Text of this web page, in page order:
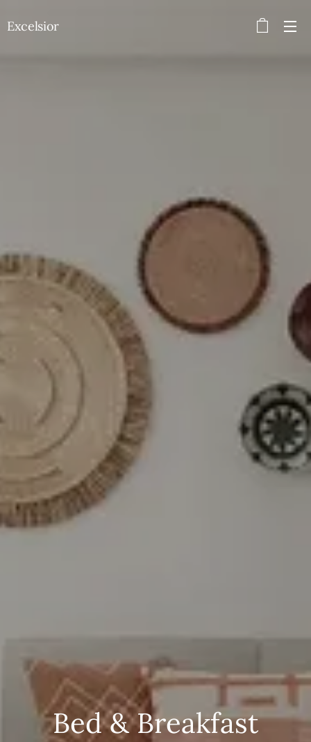
Excelsior
Bed & Breakfast